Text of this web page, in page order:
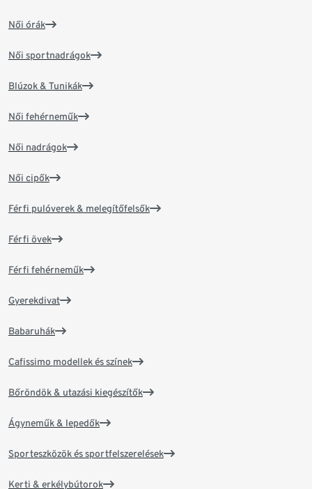
Női órák
Női sportnadrágok
Blúzok & Tunikák
Női fehérneműk
Női nadrágok
Női cipők
Férfi pulóverek & melegítőfelsők
Férfi övek
Férfi fehérneműk
Gyerekdivat
Babaruhák
Cafissimo modellek és színek
Bőröndök & utazási kiegészítők
Ágyneműk & lepedők
Sporteszközök és sportfelszerelések
Kerti & erkélybútorok